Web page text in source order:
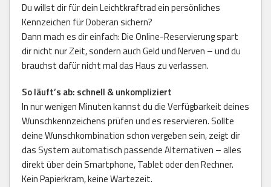
Du willst dir für dein Leichtkraftrad ein persönliches
Kennzeichen für Doberan sichern?
Dann mach es dir einfach: Die Online-Reservierung spart
dir nicht nur Zeit, sondern auch Geld und Nerven – und du
brauchst dafür nicht mal das Haus zu verlassen.
So läuft’s ab: schnell & unkompliziert
In nur wenigen Minuten kannst du die Verfügbarkeit deines
Wunschkennzeichens prüfen und es reservieren. Sollte
deine Wunschkombination schon vergeben sein, zeigt dir
das System automatisch passende Alternativen – alles
direkt über dein Smartphone, Tablet oder den Rechner.
Kein Papierkram, keine Wartezeit.